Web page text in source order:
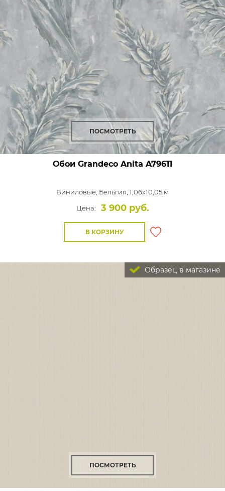
ПОСМОТРЕТЬ
Обои Grandeco Anita A79611
Виниловые, Бельгия, 1,06x10,05 м
Цена:
3 900 руб.
В КОРЗИНУ
Образец в магазине
ПОСМОТРЕТЬ